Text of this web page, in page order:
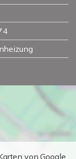
von Google